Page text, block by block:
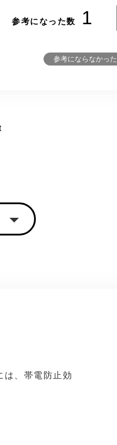
参考になった数 1
参考にならなかった
は、帯電防止効